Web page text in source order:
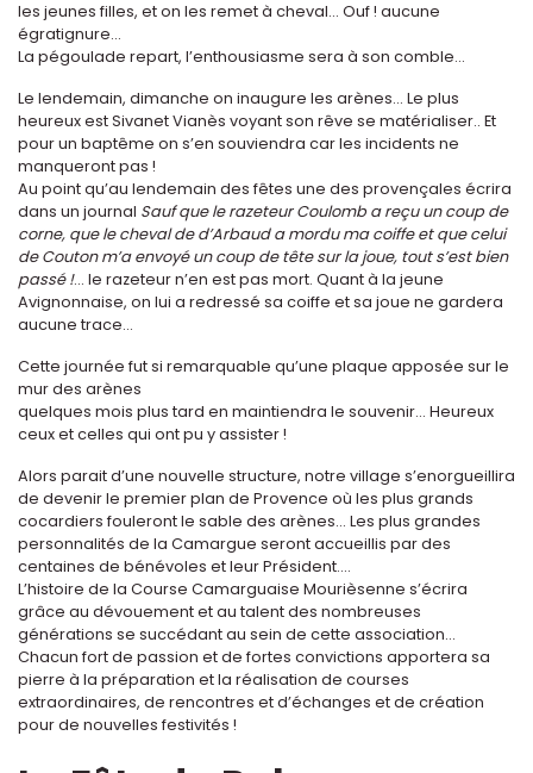
les jeunes filles, et on les remet à cheval... Ouf ! aucune
égratignure...
La pégoulade repart, l’enthousiasme sera à son comble...
Le lendemain, dimanche on inaugure les arènes... Le plus
heureux est Sivanet Vianès voyant son rêve se matérialiser.. Et
pour un baptême on s’en souviendra car les incidents ne
manqueront pas !
Au point qu’au lendemain des fêtes une des provençales écrira
dans un journal Sauf que le razeteur Coulomb a reçu un coup de
corne, que le cheval de d’Arbaud a mordu ma coiffe et que celui
de Couton m’a envoyé un coup de tête sur la joue, tout s’est bien
passé !... le razeteur n’en est pas mort. Quant à la jeune
Avignonnaise, on lui a redressé sa coiffe et sa joue ne gardera
aucune trace...
Cette journée fut si remarquable qu’une plaque apposée sur le
mur des arènes
quelques mois plus tard en maintiendra le souvenir... Heureux
ceux et celles qui ont pu y assister !
Alors parait d’une nouvelle structure, notre village s’enorgueillira
de devenir le premier plan de Provence où les plus grands
cocardiers fouleront le sable des arènes... Les plus grandes
personnalités de la Camargue seront accueillis par des
centaines de bénévoles et leur Président....
L’histoire de la Course Camarguaise Mourièsenne s’écrira
grâce au dévouement et au talent des nombreuses
générations se succédant au sein de cette association...
Chacun fort de passion et de fortes convictions apportera sa
pierre à la préparation et la réalisation de courses
extraordinaires, de rencontres et d’échanges et de création
pour de nouvelles festivités !